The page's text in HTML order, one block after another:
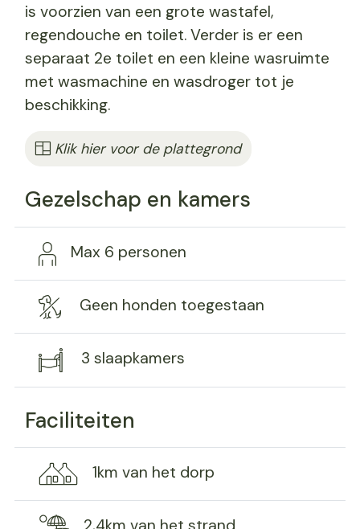
is voorzien van een grote wastafel,
regendouche en toilet. Verder is er een
separaat 2e toilet en een kleine wasruimte
met wasmachine en wasdroger tot je
beschikking.
Klik hier voor de plattegrond
Gezelschap en kamers
Max 6 personen
Geen honden toegestaan
3 slaapkamers
Faciliteiten
1km van het dorp